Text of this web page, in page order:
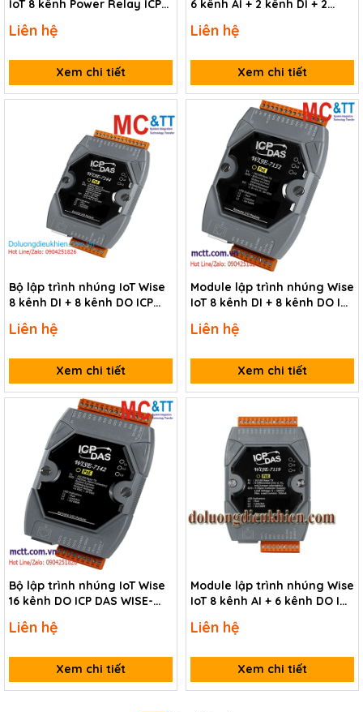
IoT 8 kênh Power Relay ICP
Liên hệ
Xem chi tiết
6 kênh AI + 2 kênh DI + 2
CR
Liên hệ
Xem chi tiết
Bộ lập trình nhúng IoT Wise
8 kênh DI + 8 kênh DO ICP
Liên hệ
Xem chi tiết
Module lập trình nhúng Wise
IoT 8 kênh DI + 8 kênh DO ICP
Liên hệ
Xem chi tiết
Bộ lập trình nhúng IoT Wise
16 kênh DO ICP DAS WISE-
Liên hệ
Xem chi tiết
Module lập trình nhúng Wise
IoT 8 kênh AI + 6 kênh DO ICP
Liên hệ
Xem chi tiết